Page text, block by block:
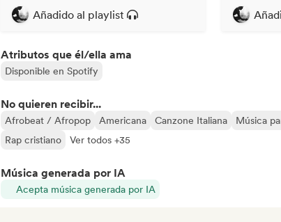
Añadido al playlist
Atributos que él/ella ama
Disponible en Spotify
No quieren recibir...
Afrobeat / Afropop Americana Canzone Italiana Música
Rap cristiano
Ver todos +35
Música generada por IA
Acepta música generada por IA